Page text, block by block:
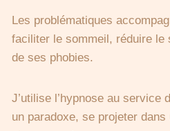
Les problématiques
faciliter le sommeil, réduire le
de ses phobies.
J’utilise l’hypnose au
un paradoxe, se projeter